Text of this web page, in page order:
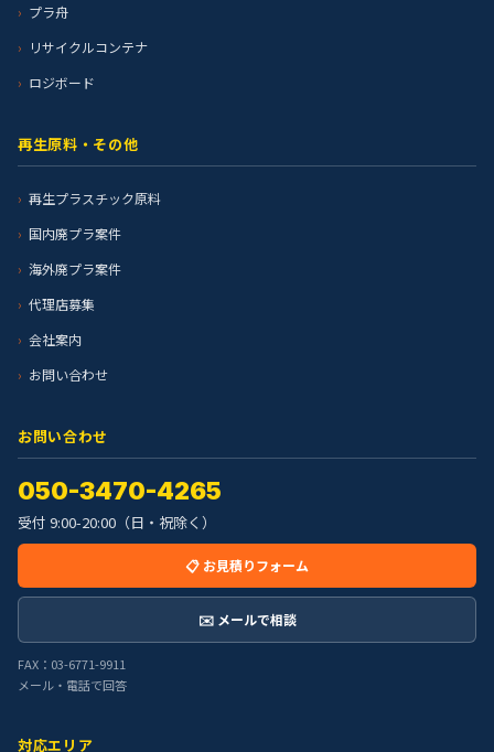
プラ舟
リサイクルコンテナ
ロジボード
再生原料・その他
再生プラスチック原料
国内廃プラ案件
海外廃プラ案件
代理店募集
会社案内
お問い合わせ
お問い合わせ
050-3470-4265
受付 9:00-20:00（日・祝除く）
📋 お見積りフォーム
✉️ メールで相談
FAX：03-6771-9911
メール・電話で回答
対応エリア